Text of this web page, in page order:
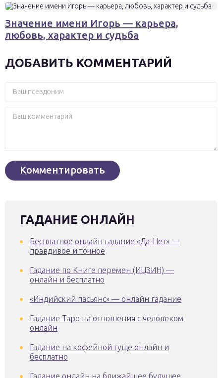
Значение имени Игорь — карьера,
любовь, характер и судьба
ДОБАВИТЬ КОММЕНТАРИЙ
ГАДАНИЕ ОНЛАЙН
Бесплатное онлайн гадание «Да-Нет» —
правдивое и точное
Гадание по Книге перемен (ИЦЗИН) —
онлайн и бесплатно
«Индийский пасьянс» — онлайн гадание
Гадание Таро на отношения с человеком
онлайн
Гадание на кофейной гуще онлайн и
бесплатно
Гадание онлайн на ближайшее будущее